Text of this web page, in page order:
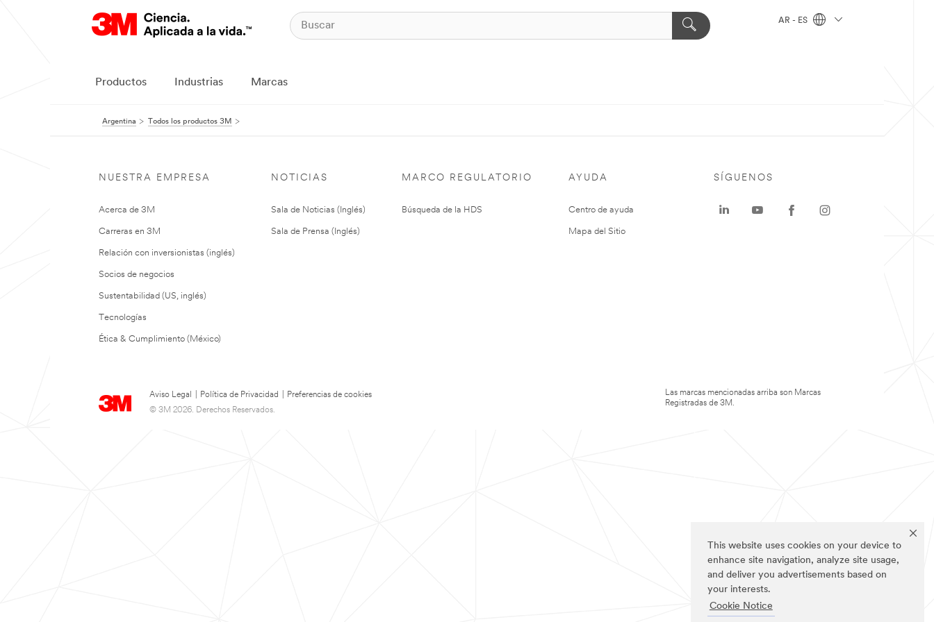
This website uses cookies on your device to
enhance site navigation, analyze site usage,
and deliver you advertisements based on
your interests.
Cookie Notice
AR - ES
Productos Industrias Marcas
Argentina Todos los productos 3M
NUESTRA EMPRESA
Acerca de 3M
Carreras en 3M
Relación con inversionistas (inglés)
Socios de negocios
Sustentabilidad (US, inglés)
Tecnologías
Ética & Cumplimiento (México)
NOTICIAS
Sala de Noticias (Inglés)
Sala de Prensa (Inglés)
MARCO REGULATORIO
Búsqueda de la HDS
AYUDA
Centro de ayuda
Mapa del Sitio
Aviso Legal Política de Privacidad
Preferencias de cookies
© 3M 2026. Derechos Reservados.
SÍGUENOS
Las marcas mencionadas arriba son Marcas
Registradas de 3M.